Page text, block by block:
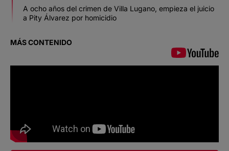
A ocho años del crimen de Villa Lugano, empieza el juicio
a Pity Álvarez por homicidio
MÁS CONTENIDO